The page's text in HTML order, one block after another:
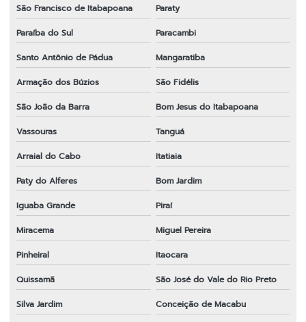
Melhor lâmina para roçadeira
Melhor lâmina para roçadeira
Onde comprar peças para roçadeira
Peças e acessórios para roçadeiras
Peças para motosserra 52cc
Peças para roçadeira
Peças para roçadeira em bh
Peças para roçadeira em espírito santo
Peças para roçadeira a gasolina
Peças para roçadeira importada em sp
São Francisco de Itabapoana
Paraty
Paraíba do Sul
Paracambi
Santo Antônio de Pádua
Mangaratiba
Armação dos Búzios
São Fidélis
São João da Barra
Bom Jesus do Itabapoana
Vassouras
Tanguá
Arraial do Cabo
Itatiaia
Paty do Alferes
Bom Jardim
Iguaba Grande
Piraí
Miracema
Miguel Pereira
Pinheiral
Itaocara
Quissamã
São José do Vale do Rio Preto
Silva Jardim
Conceição de Macabu